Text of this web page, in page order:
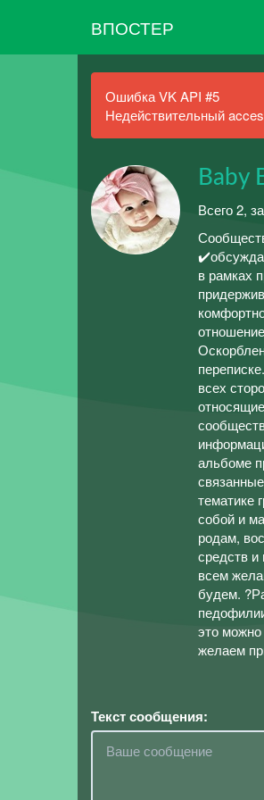
ВПОСТЕР
Ошибка VK API #5
Недействительный
Baby
Всего 2,
в рамках
всех
альбоме
тематике
собой и
родам,
средств
всем
будем.
это
желаем
Текст сообщения: